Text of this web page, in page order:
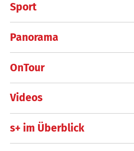
Sport
Panorama
OnTour
Videos
s+ im Überblick